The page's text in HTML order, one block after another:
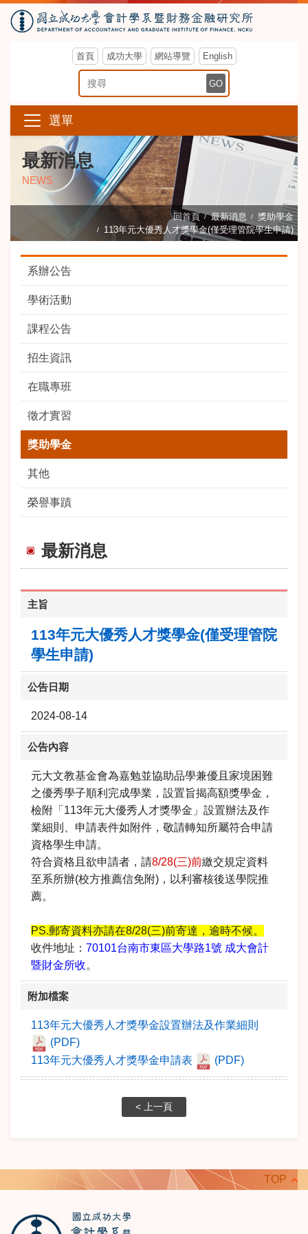
首頁 成功大學 網站導覽 English
搜尋關鍵字 GO
選單
最新消息
NEWS
回首頁 最新消息
獎助學金
113年元大優秀人才獎學金(僅受理管院學生申請)
系辦公告
學術活動
課程公告
招生資訊
在職專班
徵才實習
獎助學金
其他
榮譽事蹟
最新消息
主旨
113年元大優秀人才獎學金(僅受理管院
學生申請)
公告日期
2024-08-14
公告內容
元大文教基金會為嘉勉並協助品學兼優且家境困難
之優秀學子順利完成學業，設置旨揭高額獎學金，
檢附「113年元大優秀人才獎學金」設置辦法及作
業細則、申請表件如附件，敬請轉知所屬符合申請
資格學生申請。
符合資格且欲申請者，請8/28(三)前繳交規定資料
至系所辦(校方推薦信免附)，以利審核後送學院推
薦。
PS.郵寄資料亦請在8/28(三)前寄達，逾時不候。
收件地址： 70101台南市東區大學路1號 成大會計
暨財金所收。
附加檔案
113年元大優秀人才獎學金設置辦法及作業細則
(PDF)
113年元大優秀人才獎學金申請表
(PDF)
< 上一頁
TOP